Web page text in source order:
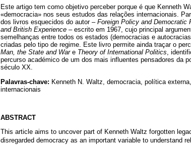
Este artigo tem como objetivo perceber porque é que Kenneth
«democracia» nos seus estudos das relações internacionais.
dos livros esquecidos do autor – Foreign Policy and Democratic
and British Experience – escrito em 1967, cujo principal
semelhanças entre todos os estados (democracias e
criadas pelo tipo de regime. Este livro permite ainda traçar o
Man, the State and Ware Theory of International Politics,
percurso académico de um dos mais influentes pensadores da
século XX.
Palavras-chave: Kenneth N. Waltz, democracia, política
internacionais
ABSTRACT
This article aims to uncover part of Kenneth Waltz forgotten
disregarded democracy as an important variable to